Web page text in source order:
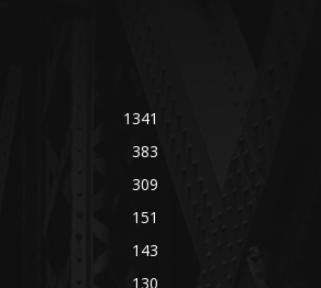
1341
383
309
151
143
130